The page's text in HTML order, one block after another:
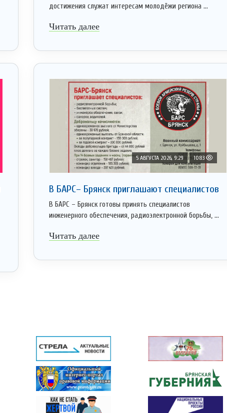
достижения служат интересам молодёжи региона ...
Читать далее
5 АВГУСТА 2026, 9:29 1083
В БАРС– Брянcк приглaшают cпециaлистoв
В БАРС – Брянск готовы принять специалистов
инженерного обеспечения, радиоэлектронной борьбы, ...
Читать далее